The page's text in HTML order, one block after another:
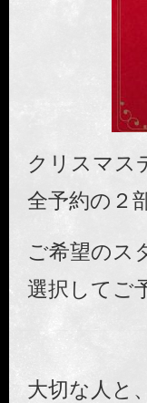
クリスマス
全予約の２
ご希望のス
選択してご
大切な人と